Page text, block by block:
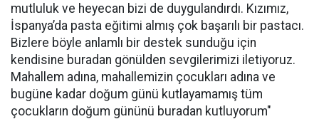
mutluluk ve heyecan bizi de duygulandırdı. Kızımız,
İspanya’da pasta eğitimi almış çok başarılı bir pastacı.
Bizlere böyle anlamlı bir destek sunduğu için
kendisine buradan gönülden sevgilerimizi iletiyoruz.
Mahallem adına, mahallemizin çocukları adına ve
bugüne kadar doğum günü kutlayamamış tüm
çocukların doğum gününü buradan kutluyorum"